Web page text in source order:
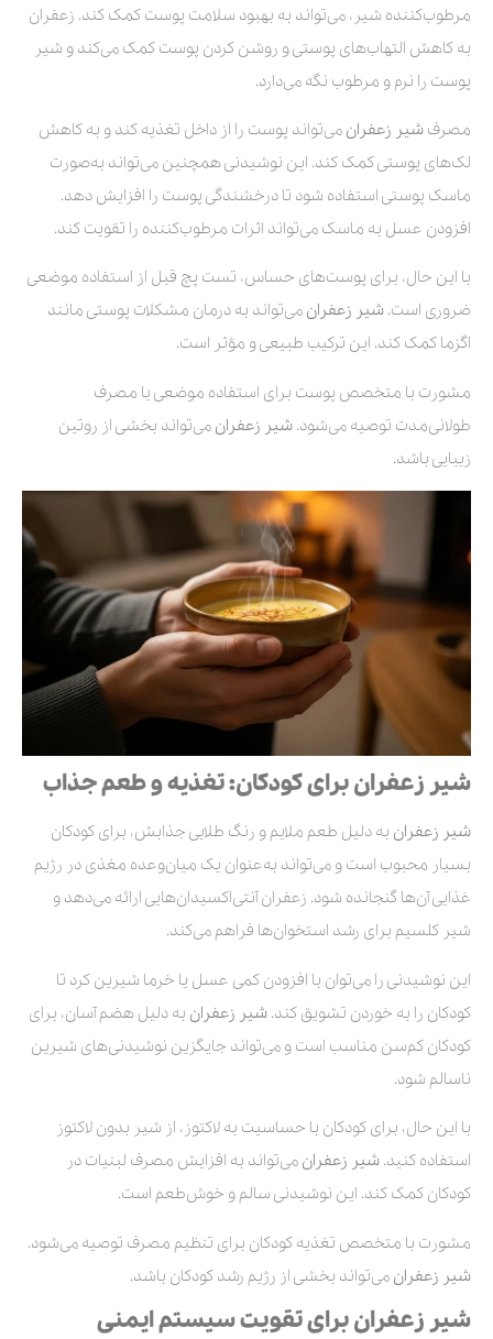
مرطوب‌کننده شیر، می‌تواند به بهبود سلامت پوست کمک کند. زعفران
به کاهش التهاب‌های پوستی و روشن کردن پوست کمک می‌کند و شیر
پوست را نرم و مرطوب نگه می‌دارد.
مصرف شیر زعفران می‌تواند پوست را از داخل تغذیه کند و به کاهش
لک‌های پوستی کمک کند. این نوشیدنی همچنین می‌تواند به‌صورت
ماسک پوستی استفاده شود تا درخشندگی پوست را افزایش دهد.
افزودن عسل به ماسک می‌تواند اثرات مرطوب‌کننده را تقویت کند.
با این حال، برای پوست‌های حساس، تست پچ قبل از استفاده موضعی
ضروری است. شیر زعفران می‌تواند به درمان مشکلات پوستی مانند
اگزما کمک کند. این ترکیب طبیعی و مؤثر است.
مشورت با متخصص پوست برای استفاده موضعی یا مصرف
طولانی‌مدت توصیه می‌شود. شیر زعفران می‌تواند بخشی از روتین
زیبایی باشد.
شیر زعفران برای کودکان: تغذیه و طعم جذاب
شیر زعفران به دلیل طعم ملایم و رنگ طلایی جذابش، برای کودکان
بسیار محبوب است و می‌تواند به‌عنوان یک میان‌وعده مغذی در رژیم
غذایی آن‌ها گنجانده شود. زعفران آنتی‌اکسیدان‌هایی ارائه می‌دهد و
شیر کلسیم برای رشد استخوان‌ها فراهم می‌کند.
این نوشیدنی را می‌توان با افزودن کمی عسل یا خرما شیرین کرد تا
کودکان را به خوردن تشویق کند. شیر زعفران به دلیل هضم آسان، برای
کودکان کم‌سن مناسب است و می‌تواند جایگزین نوشیدنی‌های شیرین
ناسالم شود.
با این حال، برای کودکان با حساسیت به لاکتوز، از شیر بدون لاکتوز
استفاده کنید. شیر زعفران می‌تواند به افزایش مصرف لبنیات در
کودکان کمک کند. این نوشیدنی سالم و خوش‌طعم است.
مشورت با متخصص تغذیه کودکان برای تنظیم مصرف توصیه می‌شود.
شیر زعفران می‌تواند بخشی از رژیم رشد کودکان باشد.
شیر زعفران برای تقویت سیستم ایمنی